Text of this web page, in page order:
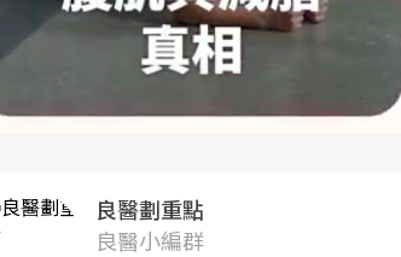
良醫劃重點
良醫小編群